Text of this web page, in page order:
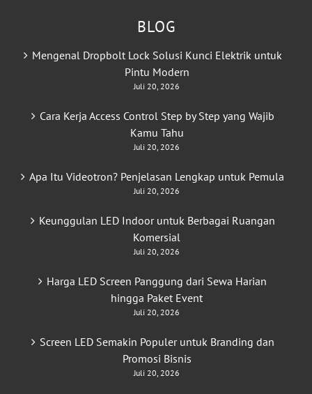
BLOG
Mengenal Dropbolt Lock Solusi Kunci Elektrik untuk
Pintu Modern
Juli 20, 2026
Cara Kerja Access Control Step by Step yang Wajib
Kamu Tahu
Juli 20, 2026
Apa Itu Videotron? Penjelasan Lengkap untuk Pemula
Juli 20, 2026
Keunggulan LED Indoor untuk Berbagai Ruangan
Komersial
Juli 20, 2026
Harga LED Screen Panggung dari Sewa Harian
hingga Paket Event
Juli 20, 2026
Screen LED Semakin Populer untuk Branding dan
Promosi Bisnis
Juli 20, 2026